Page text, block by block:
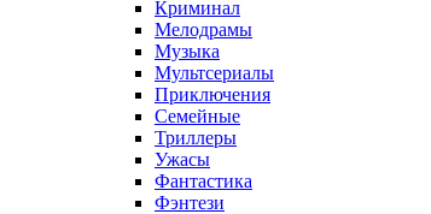
Криминал
Мелодрамы
Музыка
Мультсериалы
Приключения
Семейные
Триллеры
Ужасы
Фантастика
Фэнтези